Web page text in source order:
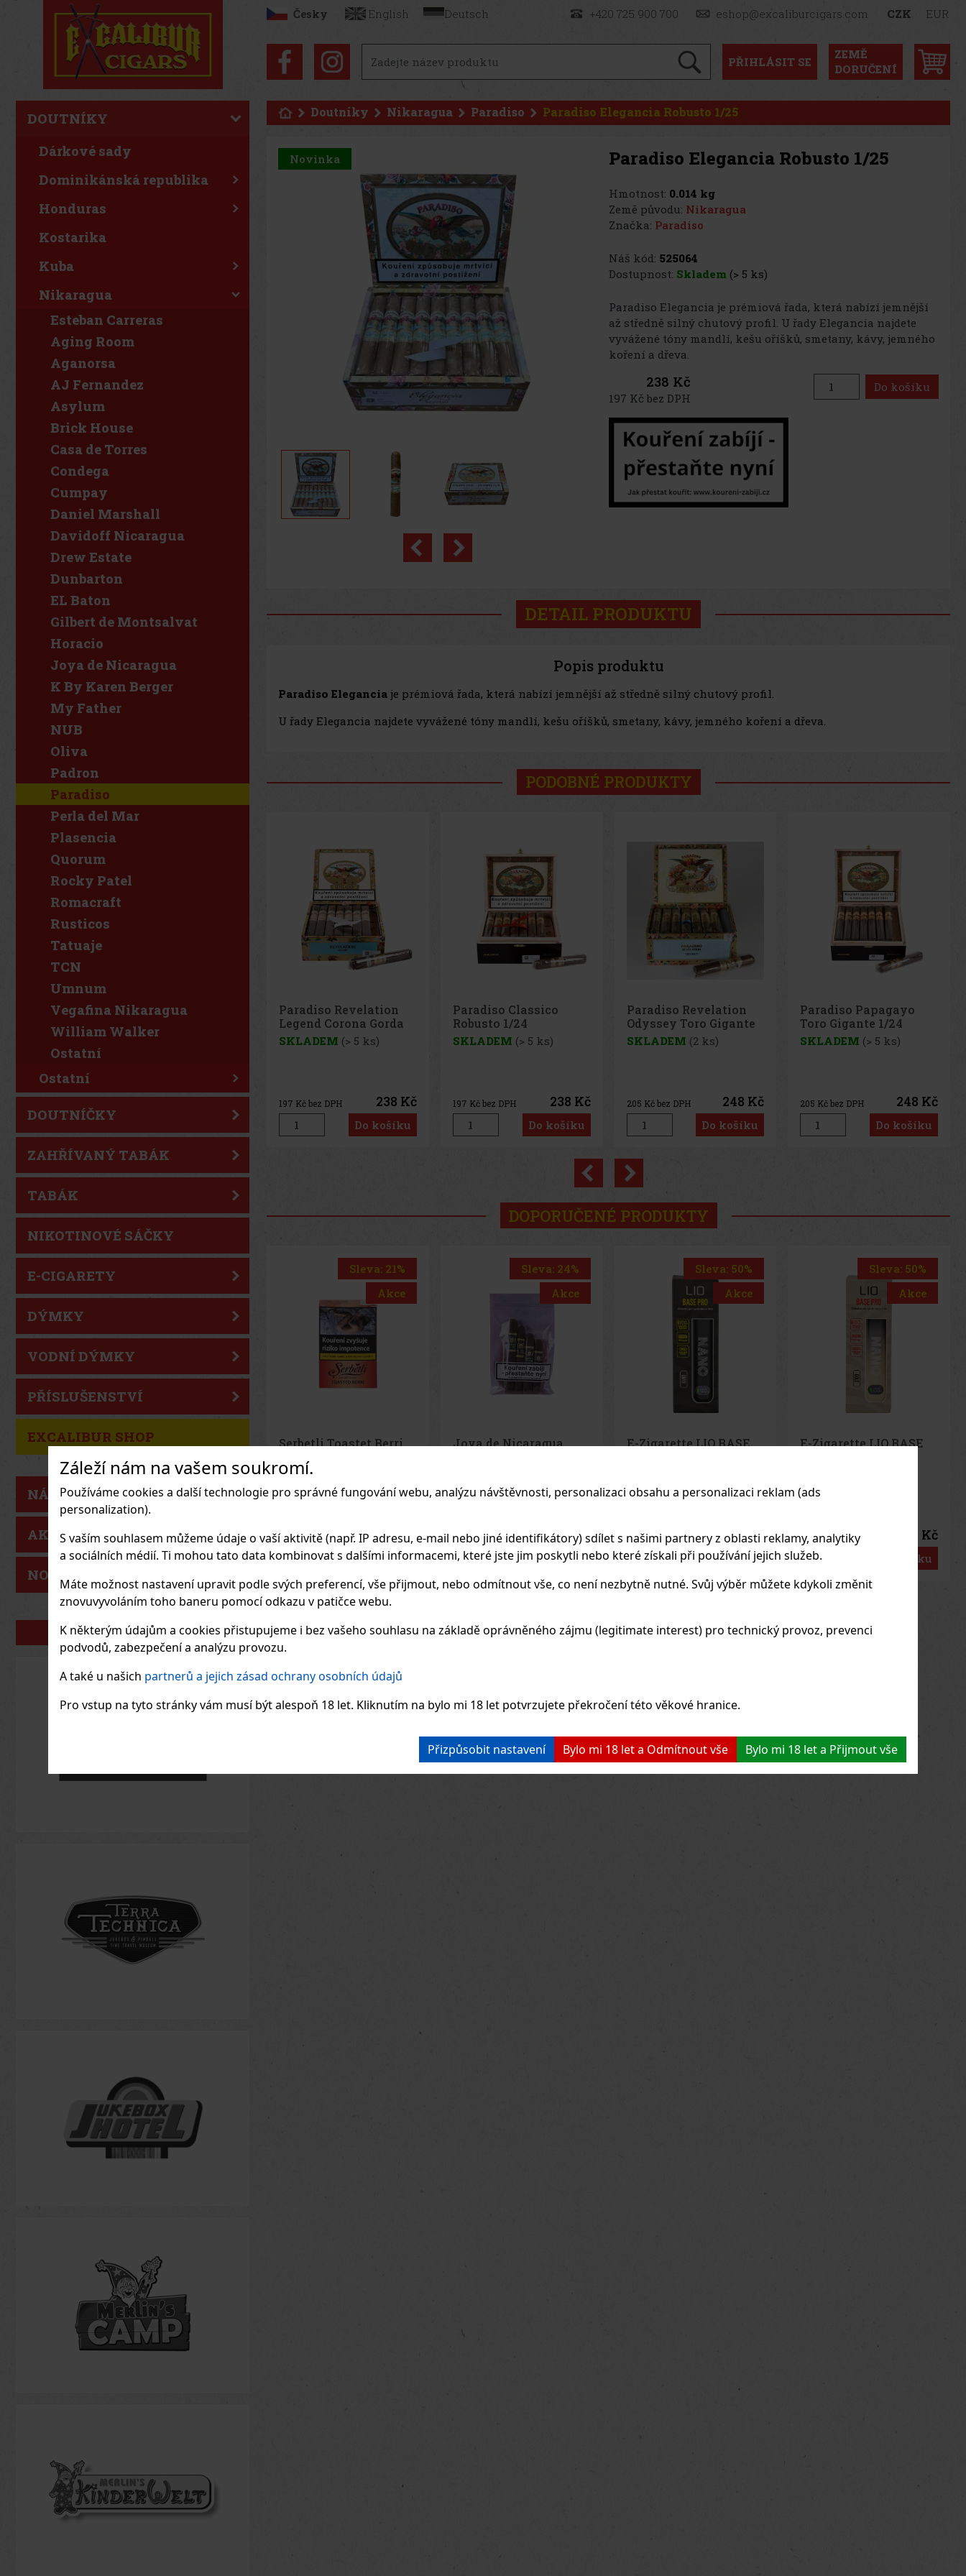
Záleží nám na vašem soukromí.
Používáme cookies a další technologie pro správné fungování webu, analýzu návštěvnosti, personalizaci obsahu a personalizaci reklam (ads
personalization).
S vaším souhlasem můžeme údaje o vaší aktivitě (např. IP adresu, e-mail nebo jiné identifikátory) sdílet s našimi partnery z oblasti reklamy, analytiky
a sociálních médií. Ti mohou tato data kombinovat s dalšími informacemi, které jste jim poskytli nebo které získali při používání jejich služeb.
Máte možnost nastavení upravit podle svých preferencí, vše přijmout, nebo odmítnout vše, co není nezbytně nutné. Svůj výběr můžete kdykoli změnit
znovuvyvoláním toho baneru pomocí odkazu v patičce webu.
K některým údajům a cookies přistupujeme i bez vašeho souhlasu na základě oprávněného zájmu (legitimate interest) pro technický provoz, prevenci
podvodů, zabezpečení a analýzu provozu.
A také u našich partnerů a jejich zásad ochrany osobních údajů
Pro vstup na tyto stránky vám musí být alespoň 18 let. Kliknutím na bylo mi 18 let potvrzujete překročení této věkové hranice.
Přizpůsobit nastavení Bylo mi 18 let a Odmítnout vše Bylo mi 18 let a Přijmout vše
Česky English Deutsch +420 725 900 700 eshop@excaliburcigars.com CZK EUR
PŘIHLÁSIT SE
ZEMĚ
DORUČENÍ
DOUTNÍKY
Dárkové sady
Dominikánská republika
Honduras
Kostarika
Kuba
Nikaragua
Esteban Carreras
Aging Room
Aganorsa
AJ Fernandez
Asylum
Brick House
Casa de Torres
Condega
Cumpay
Daniel Marshall
Davidoff Nicaragua
Drew Estate
Dunbarton
EL Baton
Gilbert de Montsalvat
Horacio
Joya de Nicaragua
K By Karen Berger
My Father
NUB
Oliva
Padron
Paradiso
Perla del Mar
Plasencia
Quorum
Rocky Patel
Romacraft
Rusticos
Tatuaje
TCN
Umnum
Vegafina Nikaragua
William Walker
Ostatní
Ostatní
DOUTNÍČKY
ZAHŘÍVANÝ TABÁK
TABÁK
NIKOTINOVÉ SÁČKY
E-CIGARETY
DÝMKY
VODNÍ DÝMKY
PŘÍSLUŠENSTVÍ
EXCALIBUR SHOP
NÁŠ TIP
AKCE
NOVÉ ZBOŽÍ
PORTFOLIO
Doutníky Nikaragua Paradiso Paradiso Elegancia Robusto 1/25
Paradiso Elegancia Robusto 1/25
Hmotnost: 0.014 kg
Země původu: Nikaragua
Značka: Paradiso
Náš kód: 525064
Dostupnost: Skladem (> 5 ks)
Paradiso Elegancia je prémiová řada, která nabízí jemnější
až středně silný chutový profil. U řady Elegancia najdete
vyvážené tóny mandlí, kešu oříšků, smetany, kávy, jemného
koření a dřeva.
238 Kč
197 Kč bez DPH
Do košíku
Novinka
DETAIL PRODUKTU
Popis produktu
Paradiso Elegancia je prémiová řada, která nabízí jemnější až středně silný chutový profil.
U řady Elegancia najdete vyvážené tóny mandlí, kešu oříšků, smetany, kávy, jemného koření a dřeva.
PODOBNÉ PRODUKTY
Paradiso Classico
Robusto 1/24
SKLADEM (> 5 ks)
197 Kč bez DPH 238 Kč
Do košíku
Paradiso Revelation
Odyssey Toro Gigante
1/24
SKLADEM (2 ks)
205 Kč bez DPH 248 Kč
Do košíku
Paradiso Papagayo
Toro Gigante 1/24
SKLADEM (> 5 ks)
205 Kč bez DPH 248 Kč
Do košíku
Paradiso Quintessence
Robusto 1/24
SKLADEM (> 5 ks)
176 Kč bez DPH 213 Kč
Do košíku
Previous
DOPORUČENÉ PRODUKTY
Sleva: 24%
Akce
Joya de Nicaragua
Sampler - 4 ks
SKLADEM
930Kč bez DPH 1 125 Kč
Do košíku
Sleva: 50%
Akce
E-Zigarette LIO BASE
62Kč bez DPH 75 Kč
Do košíku
Sleva: 50%
Akce
E-Zigarette LIO BASE
62Kč bez DPH 75 Kč
Do košíku
Sleva: 20%
Akce
Alec Bradley Prensado
164Kč bez DPH 198 Kč
Do košíku